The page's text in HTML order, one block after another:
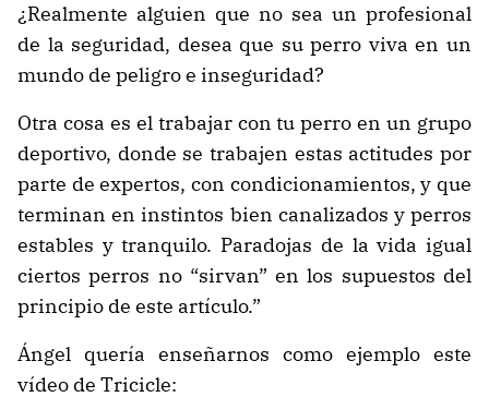
¿Realmente alguien que no sea un profesional
de la seguridad, desea que su perro viva en un
mundo de peligro e inseguridad?
Otra cosa es el trabajar con tu perro en un grupo
deportivo, donde se trabajen estas actitudes por
parte de expertos, con condicionamientos, y que
terminan en instintos bien canalizados y perros
estables y tranquilo. Paradojas de la vida igual
ciertos perros no “sirvan” en los supuestos del
principio de este artículo.”
Ángel quería enseñarnos como ejemplo este
vídeo de Tricicle: